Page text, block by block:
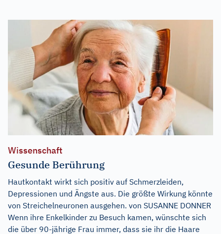
Wissenschaft
Gesunde Berührung
Hautkontakt wirkt sich positiv auf Schmerzleiden,
Depressionen und Ängste aus. Die größte Wirkung könnte
von Streichelneuronen ausgehen. von SUSANNE DONNER
Wenn ihre Enkelkinder zu Besuch kamen, wünschte sich
die über 90-jährige Frau immer, dass sie ihr die Haare